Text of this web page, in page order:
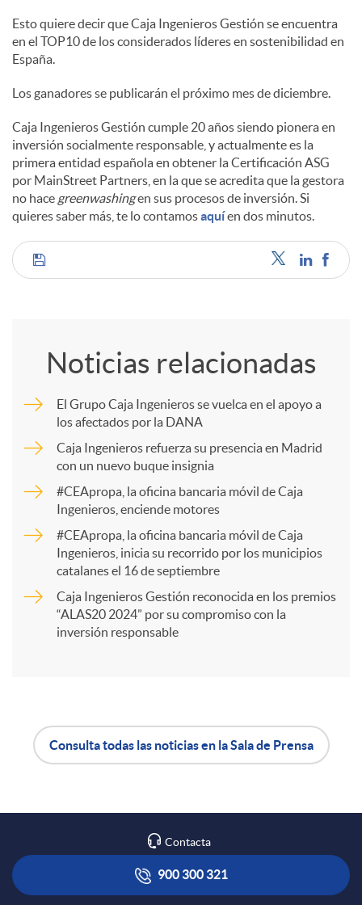
t
e
n
i
d
o
Esto quiere decir que Caja Ingenieros Gestión se encuentra
en el TOP10 de los considerados líderes en sostenibilidad en
España.
Los ganadores se publicarán el próximo mes de diciembre.
Caja Ingenieros Gestión cumple 20 años siendo pionera en
inversión socialmente responsable, y actualmente es la
primera entidad española en obtener la Certificación ASG
por MainStreet Partners, en la que se acredita que la gestora
no hace greenwashingen sus procesos de inversión. Si
quieres saber más, te lo contamosaquíen dos minutos.
C
p
a
r
t
R
Noticias relacionadas
El Grupo Caja Ingenieros se vuelca en el apoyo a
los afectados por la DANA
Caja Ingenieros refuerza su presencia en Madrid
con un nuevo buque insignia
#CEApropa, la oficina bancaria móvil de Caja
Ingenieros, enciende motores
#CEApropa, la oficina bancaria móvil de Caja
Ingenieros, inicia su recorrido por los municipios
catalanes el 16 de septiembre
Caja Ingenieros Gestión reconocida en los premios
“ALAS20 2024” por su compromiso con la
inversión responsable
A
p
l
o
t
Consulta todas las noticias en la Sala de Prensa
Contacta
900 300 321